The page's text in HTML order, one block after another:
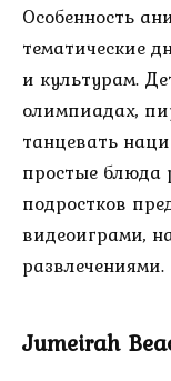
Особенность
тематические
и культурам.
олимпиадах,
танцевать
простые блюда
подростков
видеоиграми,
развлечениями.
Jumeirah